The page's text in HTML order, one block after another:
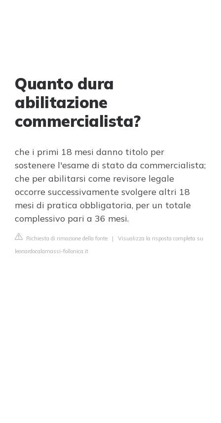
Quanto dura
abilitazione
commercialista?
che i primi 18 mesi danno titolo per
sostenere l'esame di stato da commercialista;
che per abilitarsi come revisore legale
occorre successivamente svolgere altri 18
mesi di pratica obbligatoria, per un totale
complessivo pari a 36 mesi.
Richiesta di rimozione della fonte | Visualizza la risposta completa su
leonardocalamassi-follonica.it